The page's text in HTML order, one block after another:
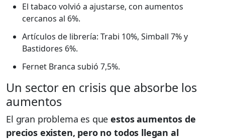
El tabaco volvió a ajustarse, con aumentos
cercanos al 6%.
Artículos de librería: Trabi 10%, Simball 7% y
Bastidores 6%.
Fernet Branca subió 7,5%.
Un sector en crisis que absorbe los
aumentos
El gran problema es queestos aumentos de
precios existen, pero no todos llegan al